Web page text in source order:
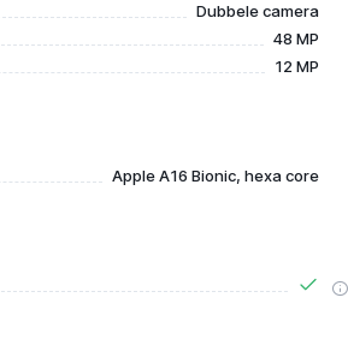
Dubbele camera
48 MP
12 MP
Apple A16 Bionic, hexa core